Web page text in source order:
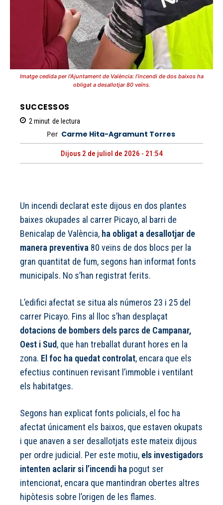
Imatge cedida per l’Ajuntament de València: l’incendi de dos baixos ha
obligat a desallotjar 80 veïns.
SUCCESSOS
2 minut de lectura
Per Carme Hita-Agramunt Torres
Dijous 2 de juliol de 2026 - 21:54
Un incendi declarat este dijous en dos plantes
baixes okupades al carrer Picayo, al barri de
Benicalap de València, ha obligat a desallotjar de
manera preventiva 80 veïns de dos blocs per la
gran quantitat de fum, segons han informat fonts
municipals. No s’han registrat ferits.
L’edifici afectat se situa als números 23 i 25 del
carrer Picayo. Fins al lloc s’han desplaçat
dotacions de bombers dels parcs de Campanar,
Oest i Sud, que han treballat durant hores en la
zona. El foc ha quedat controlat, encara que els
efectius continuen revisant l’immoble i ventilant
els habitatges.
Segons han explicat fonts policials, el foc ha
afectat únicament els baixos, que estaven okupats
i que anaven a ser desallotjats este mateix dijous
per ordre judicial. Per este motiu, els investigadors
intenten aclarir si l’incendi ha pogut ser
intencionat, encara que mantindran obertes altres
hipòtesis sobre l’origen de les flames.